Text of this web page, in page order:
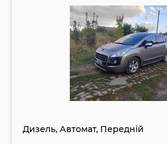
Дизель, Автомат, Передній